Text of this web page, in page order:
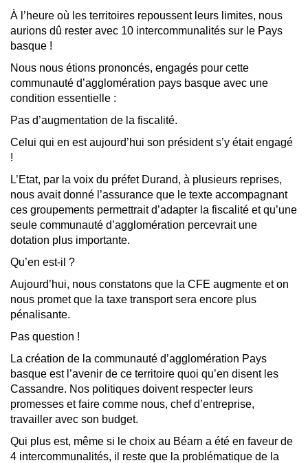
À l’heure où les territoires repoussent leurs limites, nous
aurions dû rester avec 10 intercommunalités sur le Pays
basque !
Nous nous étions prononcés, engagés pour cette
communauté d’agglomération pays basque avec une
condition essentielle :
Pas d’augmentation de la fiscalité.
Celui qui en est aujourd’hui son président s’y était engagé
!
L’Etat, par la voix du préfet Durand, à plusieurs reprises,
nous avait donné l’assurance que le texte accompagnant
ces groupements permettrait d’adapter la fiscalité et qu’une
seule communauté d’agglomération percevrait une
dotation plus importante.
Qu’en est-il ?
Aujourd’hui, nous constatons que la CFE augmente et on
nous promet que la taxe transport sera encore plus
pénalisante.
Pas question !
La création de la communauté d’agglomération Pays
basque est l’avenir de ce territoire quoi qu’en disent les
Cassandre. Nos politiques doivent respecter leurs
promesses et faire comme nous, chef d’entreprise,
travailler avec son budget.
Qui plus est, même si le choix au Béarn a été en faveur de
4 intercommunalités, il reste que la problématique de la